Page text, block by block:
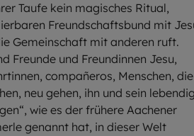
Taufe kein magisches Ritual,
Freundschaftsbund mit
Gemeinschaft mit anderen ruft.
Freunde und Freundinnen Jesu,
compañeros, Menschen, die
neu gehen, ihn und sein
wie es der frühere Aachener
genannt hat, in dieser Welt